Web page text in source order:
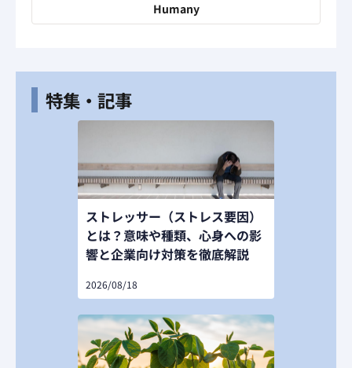
Humany
特集・記事
ストレッサー（ストレス要因）
とは？意味や種類、心身への影
響と企業向け対策を徹底解説
2026/08/18